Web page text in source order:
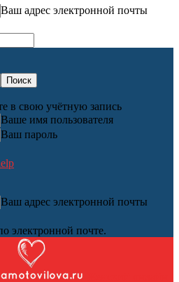
Ваш адрес электронной почты
в свою учётную запись
Ваше имя пользователя
Ваш пароль
Ваш адрес электронной почты
электронной почте.